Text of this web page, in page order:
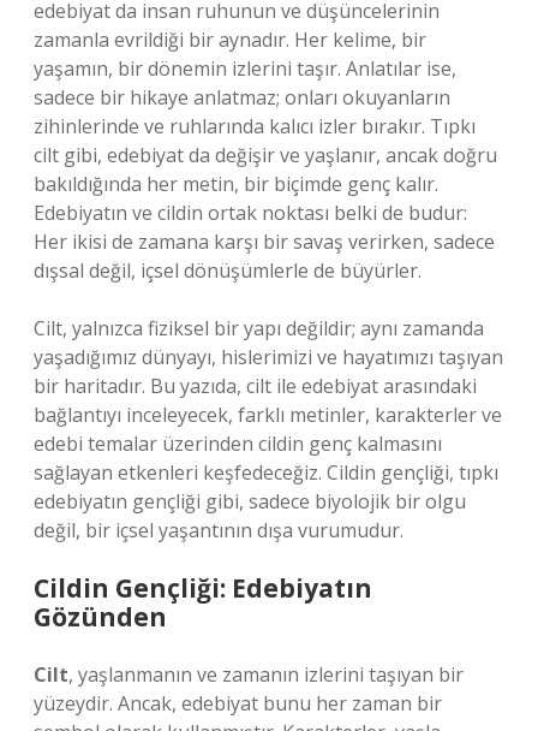
edebiyat da insan ruhunun ve düşüncelerinin
zamanla evrildiği bir aynadır. Her kelime, bir
yaşamın, bir dönemin izlerini taşır. Anlatılar ise,
sadece bir hikaye anlatmaz; onları okuyanların
zihinlerinde ve ruhlarında kalıcı izler bırakır. Tıpkı
cilt gibi, edebiyat da değişir ve yaşlanır, ancak doğru
bakıldığında her metin, bir biçimde genç kalır.
Edebiyatın ve cildin ortak noktası belki de budur:
Her ikisi de zamana karşı bir savaş verirken, sadece
dışsal değil, içsel dönüşümlerle de büyürler.
Cilt, yalnızca fiziksel bir yapı değildir; aynı zamanda
yaşadığımız dünyayı, hislerimizi ve hayatımızı taşıyan
bir haritadır. Bu yazıda, cilt ile edebiyat arasındaki
bağlantıyı inceleyecek, farklı metinler, karakterler ve
edebi temalar üzerinden cildin genç kalmasını
sağlayan etkenleri keşfedeceğiz. Cildin gençliği, tıpkı
edebiyatın gençliği gibi, sadece biyolojik bir olgu
değil, bir içsel yaşantının dışa vurumudur.
Cildin Gençliği: Edebiyatın
Gözünden
Cilt, yaşlanmanın ve zamanın izlerini taşıyan bir
yüzeydir. Ancak, edebiyat bunu her zaman bir